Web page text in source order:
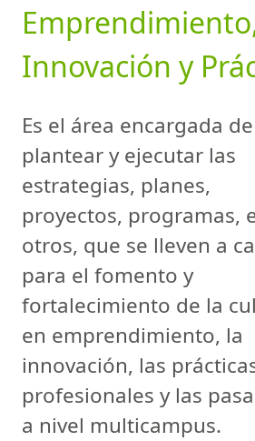
Innovación y
Es el área encargada de
plantear y ejecutar las
estrategias, planes,
proyectos, programas,
otros, que se lleven a
para el fomento y
fortalecimiento de la
en emprendimiento, la
innovación, las
profesionales y las
a nivel multicampus.